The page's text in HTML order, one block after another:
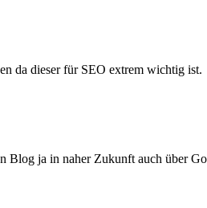
da dieser für SEO extrem wichtig ist.
Blog ja in naher Zukunft auch über